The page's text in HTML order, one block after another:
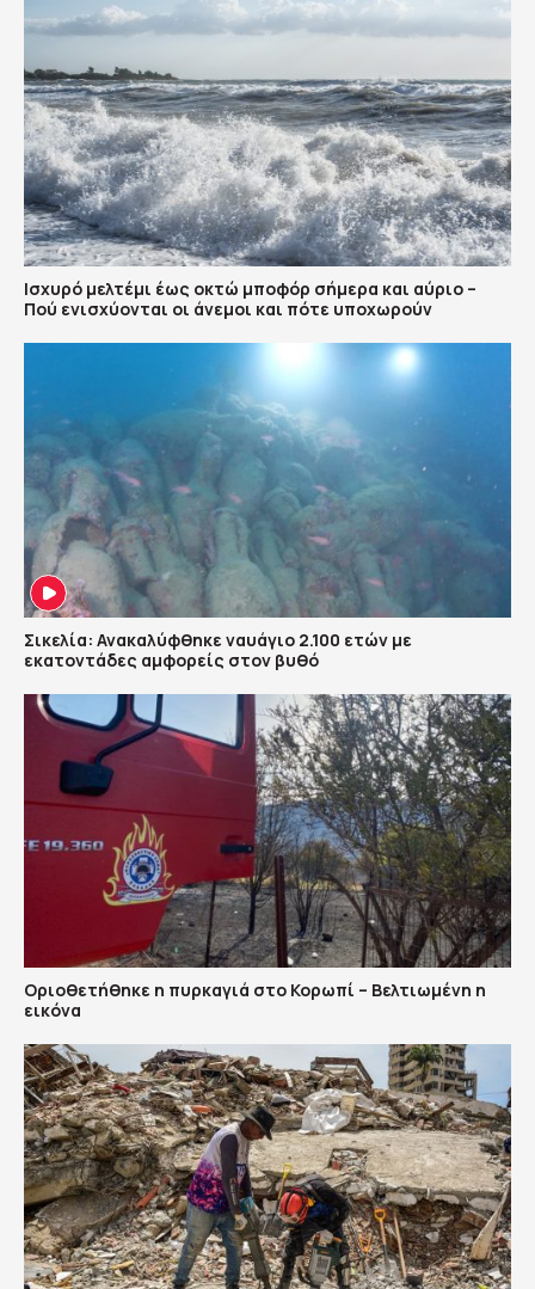
Ισχυρό μελτέμι έως οκτώ μποφόρ σήμερα και αύριο –
Πού ενισχύονται οι άνεμοι και πότε υποχωρούν
Σικελία: Ανακαλύφθηκε ναυάγιο 2.100 ετών με
εκατοντάδες αμφορείς στον βυθό
Οριοθετήθηκε η πυρκαγιά στο Κορωπί – Βελτιωμένη η
εικόνα